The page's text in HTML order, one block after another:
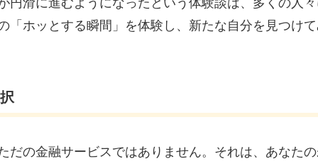
「ホッとする瞬間」を体験し、新たな自分を見つけて
だの金融サービスではありません。それは、あなた